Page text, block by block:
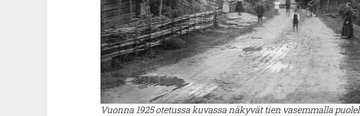
Vuonna 1925 otetussa kuvassa näkyvät tien vasemmalla